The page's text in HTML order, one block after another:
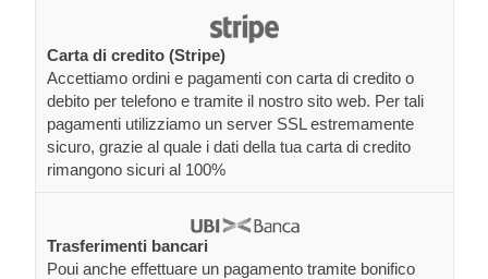
Carta di credito (Stripe)
Accettiamo ordini e pagamenti con carta di credito o
debito per telefono e tramite il nostro sito web. Per tali
pagamenti utilizziamo un server SSL estremamente
sicuro, grazie al quale i dati della tua carta di credito
rimangono sicuri al 100%
Trasferimenti bancari
Poui anche effettuare un pagamento tramite bonifico